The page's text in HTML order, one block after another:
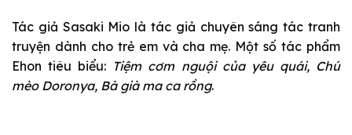
Tác giả Sasaki Mio là tác giả chuyên sáng tác tranh
truyện dành cho trẻ em và cha mẹ. Một số tác phẩm
Ehon tiêu biểu: Tiệm cơm nguội của yêu quái, Chú
mèo Doronya, Bà già ma ca rồng.